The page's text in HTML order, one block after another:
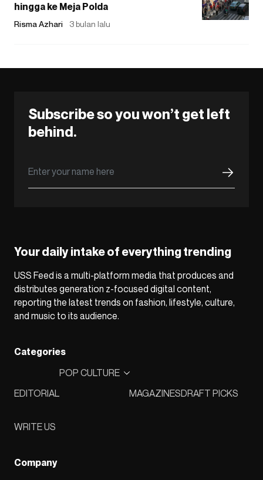
hingga ke Meja Polda
Risma Azhari 3 bulan lalu
Subscribe so you won’t get left
behind.
Your daily intake of everything trending
USS Feed is a multi-platform media that produces and
distributes generation z-focused digital content,
reporting the latest trends on fashion, lifestyle, culture,
and music to its audience.
Categories
EDITORIAL
POP CULTURE
MAGAZINESDRAFT PICKS
WRITE US
Company